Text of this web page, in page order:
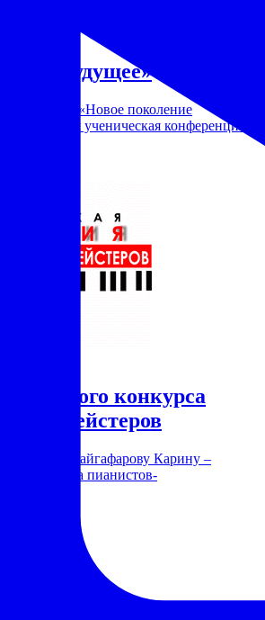
твое будущее»
Форума «Новое поколение
городская ученическая конференция
конкурса
5б класса Сайгафарову Карину –
конкурса пианистов-